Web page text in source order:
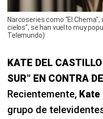
Narcoseries como "El
cielos", se han vuelto muy
Telemundo)
KATE DEL
SUR” EN CONTRA
Recientemente, Kate
grupo de